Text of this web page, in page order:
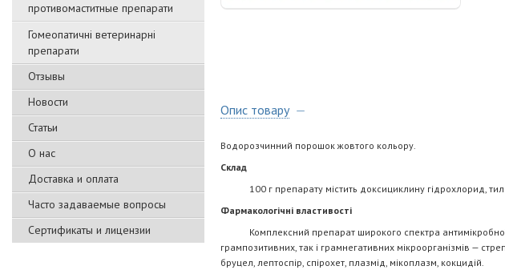
противомаститные препарати
Гомеопатичні ветеринарні
препарати
Отзывы
Новости
Статьи
О нас
Доставка и оплата
Часто задаваемые вопросы
Сертификаты и лицензии
Опис товару
Водорозчинний порошок жовтого кольору.
Склад
100 г препарату містить доксициклину гідрохлорид,
Фармакологічні властивості
Комплексний препарат широкого спектра антимікробної
грампозитивних, так і грамнегативних мікроорганізмів —
бруцел, лептоспір, спірохет, плазмід, мікоплазм, кокцидій.